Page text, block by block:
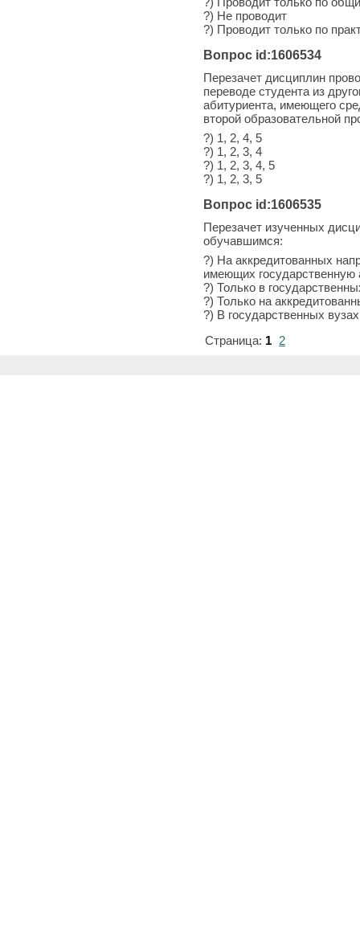
?) Не проводит
?) Проводит только по
Вопрос id:1606534
Перезачет дисциплин
переводе студента из
абитуриента, имеющего
второй образовательной
?) 1, 2, 4, 5
?) 1, 2, 3, 4
?) 1, 2, 3, 4, 5
?) 1, 2, 3, 5
Вопрос id:1606535
Перезачет изученных
обучавшимся:
?) На аккредитованных
имеющих государственную
?) Только в
?) Только на
?) В государственных
Страница: 1 2